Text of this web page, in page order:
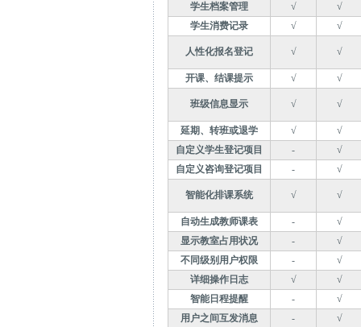
学生档案管理
√
√
学生消费记录
√ √
人性化报名登记 √ √
开课、结课提示 √ √
班级信息显示 √ √
延期、转班或退学 √
√
自定义学生登记项目
-
√
自定义咨询登记项目
- √
智能化排课系统 √ √
自动生成教师课表 -
√
显示教室占用状况
-
√
不同级别用户权限
-
√
详细操作日志
√
√
智能日程提醒
-
√
用户之间互发消息
- √